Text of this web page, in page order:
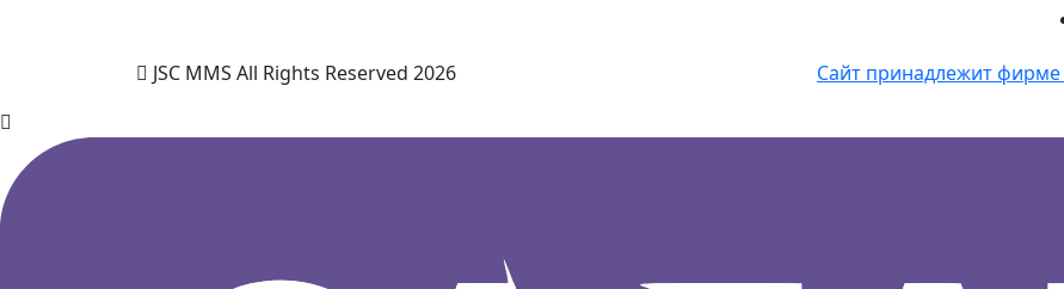
JSC MMS All Rights Reserved 2026 Сайт принадлежит фирме